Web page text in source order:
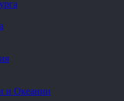
и Океании